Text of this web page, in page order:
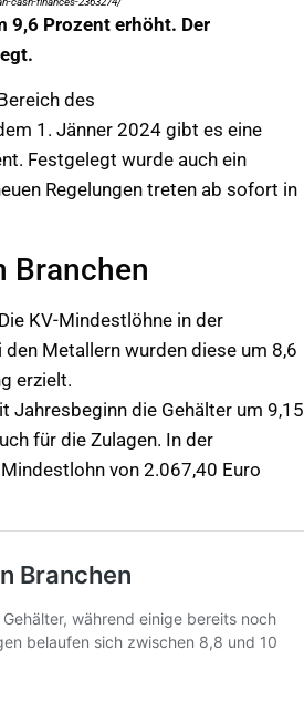
9,6 Prozent erhöht. Der
des
1. Jänner 2024 gibt es eine
Festgelegt wurde auch ein
Regelungen treten ab sofort in
Branchen
KV-Mindestlöhne in der
Metallern wurden diese um 8,6
erzielt.
Jahresbeginn die Gehälter um 9,15
für die Zulagen. In der
von 2.067,40 Euro